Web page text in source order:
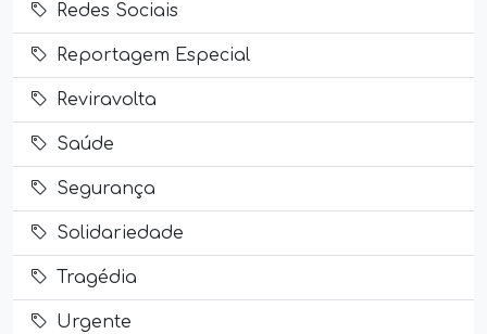
Redes Sociais
Reportagem Especial
Reviravolta
Saúde
Segurança
Solidariedade
Tragédia
Urgente